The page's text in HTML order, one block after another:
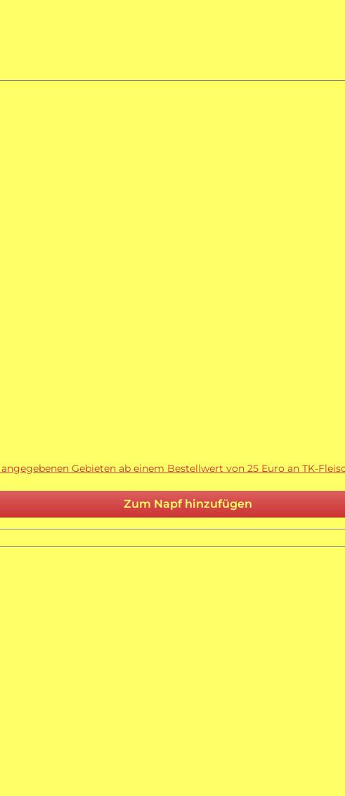
Gebieten ab einem Bestellwert von 25 Euro an TK-
Zum Napf hinzufügen